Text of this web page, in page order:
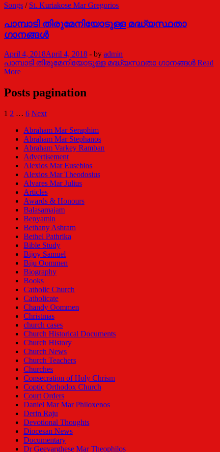
Songs / St. Kuriakose Mar Gregorios
പാമ്പാടി തിരുമേനിയോടുള്ള മദ്ധ്യസ്ഥതാ
ഗാനങ്ങള്‍
April 4, 2018April 4, 2018 - by admin
പാമ്പാടി തിരുമേനിയോടുള്ള മദ്ധ്യസ്ഥതാ ഗാനങ്ങള്‍ Read
More
Posts pagination
1 2 … 6 Next
Abraham Mar Seraphim
Abraham Mar Stephanos
Abraham Varkey Ramban
Advertisement
Alexios Mar Eusebios
Alexios Mar Theodosius
Alvares Mar Julius
Articles
Awards & Honours
Balasamajam
Benyamin
Bethany Ashram
Bethel Pathrika
Bible Study
Bijoy Samuel
Biju Oommen
Biography
Books
Catholic Church
Catholicate
Chandy Oommen
Christmas
church cases
Church Historical Documents
Church History
Church News
Church Teachers
Churches
Consecration of Holy Chrism
Coptic Orthodox Church
Court Orders
Daniel Mar Mar Philoxenos
Derin Raju
Devotional Thoughts
Diocesan News
Documentary
Dr Geevarghese Mar Theophilos